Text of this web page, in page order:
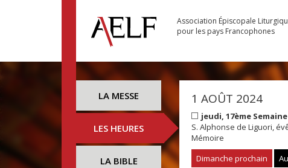
Association Épiscopale
pour les pays Francophones
LA MESSE
LES HEURES
LA BIBLE
1 AOÛT 2024
jeudi, 17ème
S. Alphonse de Liguori,
Mémoire
Dimanche prochain